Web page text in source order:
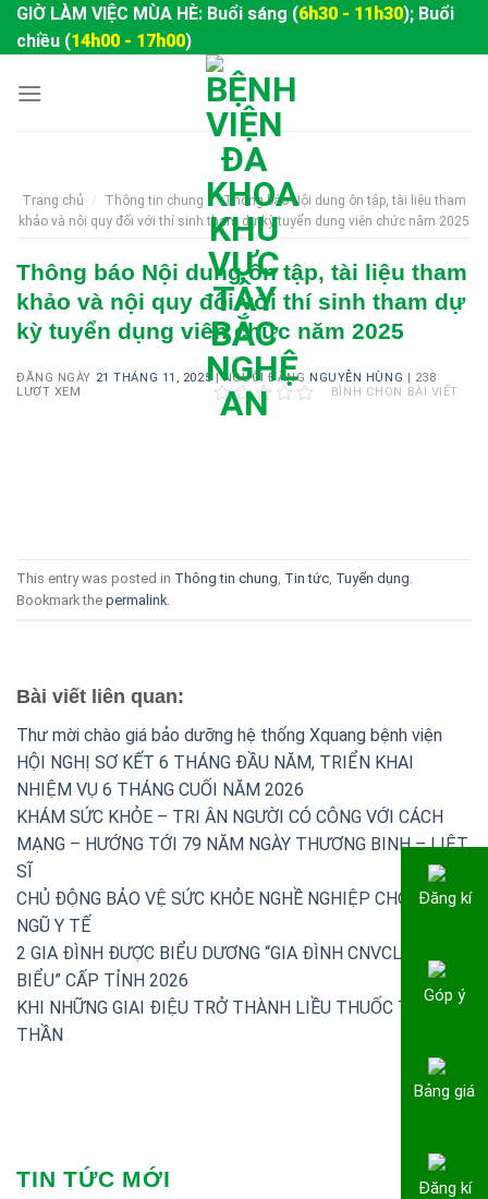
SkipGIỜ LÀM VIỆC MÙA HÈ: Buổi sáng (6h30 - 11h30); Buổi
chiều (14h00 - 17h00)
Trang chủ / Thông tin chung / Thông báo Nội dung ôn tập, tài liệu tham
khảo và nội quy đối với thí sinh tham dự kỳ tuyển dụng viên chức năm 2025
Thông báo Nội dung ôn tập, tài liệu tham
khảo và nội quy đối với thí sinh tham dự
kỳ tuyển dụng viên chức năm 2025
ĐĂNG NGÀY 21 THÁNG 11, 2025 |NGƯỜI ĐĂNG NGUYỄN HÙNG | 238
LƯỢT XEM
BÌNH CHỌN BÀI VIẾT
This entry was posted in Thông tin chung Tin tức Tuyển dụng
Bookmark the permalink
Bài viết liên quan:
Thư mời chào giá bảo dưỡng hệ thống Xquang bệnh viện
HỘI NGHỊ SƠ KẾT 6 THÁNG ĐẦU NĂM, TRIỂN KHAI
NHIỆM VỤ 6 THÁNG CUỐI NĂM 2026
KHÁM SỨC KHỎE – TRI ÂN NGƯỜI CÓ CÔNG VỚI CÁCH
MẠNG – HƯỚNG TỚI 79 NĂM NGÀY THƯƠNG BINH – LIỆT
SĨ
CHỦ ĐỘNG BẢO VỆ SỨC KHỎE NGHỀ NGHIỆP CHO ĐỘI
NGŨ Y TẾ
2 GIA ĐÌNH ĐƯỢC BIỂU DƯƠNG “GIA ĐÌNH CNVCLĐ TIÊU
BIỂU” CẤP TỈNH 2026
KHI NHỮNG GIAI ĐIỆU TRỞ THÀNH LIỀU THUỐC TINH
THẦN
TIN TỨC MỚI
Đăng kí
Góp ý
Bảng giá
Đăng kí